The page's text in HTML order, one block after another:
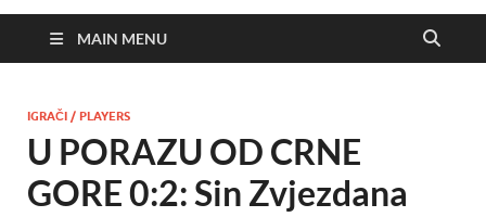
MAIN MENU
IGRAČI / PLAYERS
U PORAZU OD CRNE
GORE 0:2: Sin Zvjezdana